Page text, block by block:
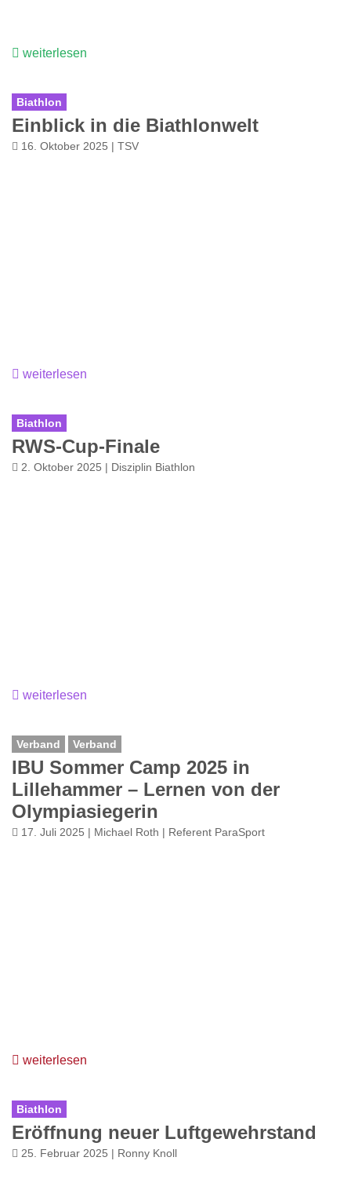
weiterlesen
Biathlon
Einblick in die Biathlonwelt
16. Oktober 2025 | TSV
weiterlesen
Biathlon
RWS-Cup-Finale
2. Oktober 2025 | Disziplin Biathlon
weiterlesen
Verband Verband
IBU Sommer Camp 2025 in
Lillehammer – Lernen von der
Olympiasiegerin
17. Juli 2025 | Michael Roth | Referent ParaSport
weiterlesen
Biathlon
Eröffnung neuer Luftgewehrstand
25. Februar 2025 | Ronny Knoll